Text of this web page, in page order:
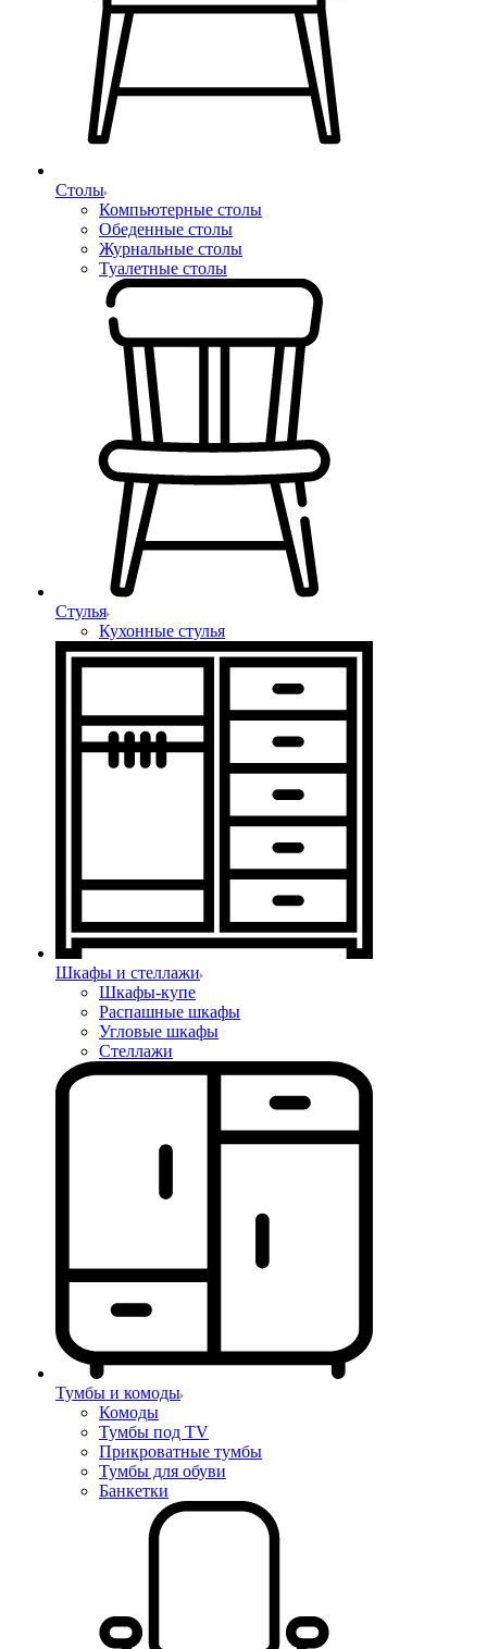
Столы
Компьютерные столы
Обеденные столы
Журнальные столы
Туалетные столы
Стулья
Кухонные стулья
Шкафы и стеллажи
Шкафы-купе
Распашные шкафы
Угловые шкафы
Стеллажи
Тумбы и комоды
Комоды
Тумбы под TV
Прикроватные тумбы
Тумбы для обуви
Банкетки